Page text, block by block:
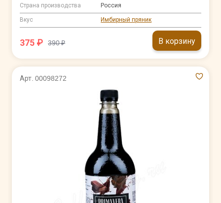
Страна производства Россия
Вкус Имбирный пряник
375 ₽ 390 ₽ В корзину
Арт. 00098272